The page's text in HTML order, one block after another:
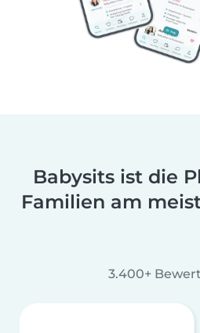
Babysits ist die
Familien am
3.400+